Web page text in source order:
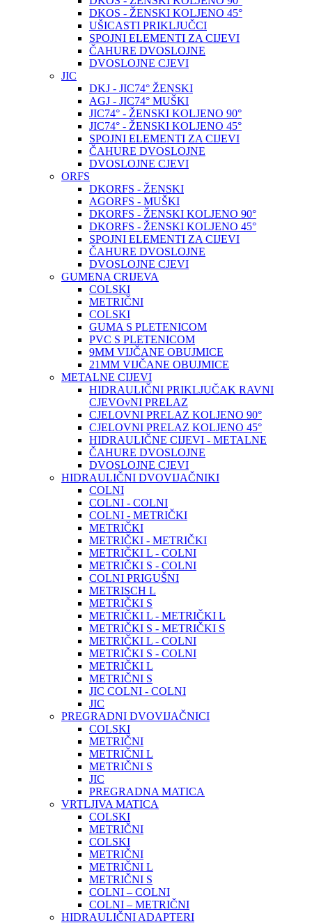
DKOS - ŽENSKI KOLJENO 45°
UŠICASTI PRIKLJUČCI
SPOJNI ELEMENTI ZA CIJEVI
ČAHURE DVOSLOJNE
DVOSLOJNE CJEVI
JIC
DKJ - JIC74° ŽENSKI
AGJ - JIC74° MUŠKI
JIC74° - ŽENSKI KOLJENO 90°
JIC74° - ŽENSKI KOLJENO 45°
SPOJNI ELEMENTI ZA CIJEVI
ČAHURE DVOSLOJNE
DVOSLOJNE CJEVI
ORFS
DKORFS - ŽENSKI
AGORFS - MUŠKI
DKORFS - ŽENSKI KOLJENO 90°
DKORFS - ŽENSKI KOLJENO 45°
SPOJNI ELEMENTI ZA CIJEVI
ČAHURE DVOSLOJNE
DVOSLOJNE CJEVI
GUMENA CRIJEVA
COLSKI
METRIČNI
COLSKI
GUMA S PLETENICOM
PVC S PLETENICOM
9MM VIJČANE OBUJMICE
21MM VIJČANE OBUJMICE
METALNE CIJEVI
HIDRAULIČNI PRIKLJUČAK RAVNI
CJEVOvNI PRELAZ
CJELOVNI PRELAZ KOLJENO 90°
CJELOVNI PRELAZ KOLJENO 45°
HIDRAULIČNE CIJEVI - METALNE
ČAHURE DVOSLOJNE
DVOSLOJNE CJEVI
HIDRAULIČNI DVOVIJAČNIKI
COLNI
COLNI - COLNI
COLNI - METRIČKI
METRIČKI
METRIČKI - METRIČKI
METRIČKI L - COLNI
METRIČKI S - COLNI
COLNI PRIGUŠNI
METRISCH L
METRIČKI S
METRIČKI L - METRIČKI L
METRIČKI S - METRIČKI S
METRIČKI L - COLNI
METRIČKI S - COLNI
METRIČKI L
METRIČNI S
JIC COLNI - COLNI
JIC
PREGRADNI DVOVIJAČNICI
COLSKI
METRIČNI
METRIČNI L
METRIČNI S
JIC
PREGRADNA MATICA
VRTLJIVA MATICA
COLSKI
METRIČNI
COLSKI
METRIČNI
METRIČNI L
METRIČNI S
COLNI – COLNI
COLNI – METRIČNI
HIDRAULIČNI ADAPTERI